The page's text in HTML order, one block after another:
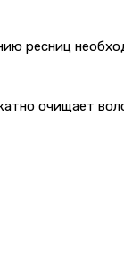
ресниц
очищает